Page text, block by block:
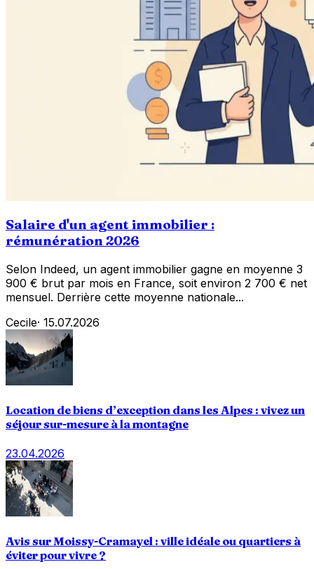
Salaire d'un agent immobilier :
rémunération 2026
Selon Indeed, un agent immobilier gagne en moyenne 3
900 € brut par mois en France, soit environ 2 700 € net
mensuel. Derrière cette moyenne nationale...
Cecile· 15.07.2026
Location de biens d’exception dans les Alpes : vivez un
séjour sur-mesure à la montagne
23.04.2026
Avis sur Moissy-Cramayel : ville idéale ou quartiers à
éviter pour vivre ?